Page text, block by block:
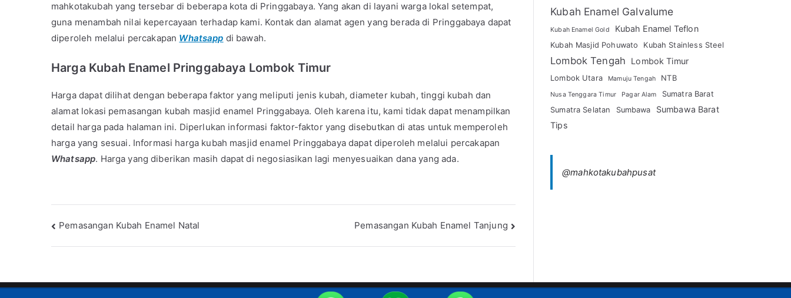
mahkotakubah yang tersebar di beberapa kota di Pringgabaya. Yang akan di layani warga lokal setempat,
guna menambah nilai kepercayaan terhadap kami. Kontak dan alamat agen yang berada di Pringgabaya dapat
diperoleh melalui percakapan Whatsapp di bawah.
Harga Kubah Enamel Pringgabaya Lombok Timur
Harga dapat dilihat dengan beberapa faktor yang meliputi jenis kubah, diameter kubah, tinggi kubah dan
alamat lokasi pemasangan kubah masjid enamel Pringgabaya. Oleh karena itu, kami tidak dapat menampilkan
detail harga pada halaman ini. Diperlukan informasi faktor-faktor yang disebutkan di atas untuk memperoleh
harga yang sesuai. Informasi harga kubah masjid enamel Pringgabaya dapat diperoleh melalui percakapan
Whatsapp. Harga yang diberikan masih dapat di negosiasikan lagi menyesuaikan dana yang ada.
Post
navigation
Pemasangan Kubah Enamel Natal Pemasangan Kubah Enamel Tanjung
Kubah Enamel Galvalume
Kubah Enamel Gold Kubah Enamel Teflon
Kubah Masjid Pohuwato Kubah Stainless Steel
Lombok Tengah Lombok Timur
Lombok Utara Mamuju Tengah NTB
Nusa Tenggara Timur Pagar Alam
Sumatra Barat
Sumatra Selatan
Sumbawa
Sumbawa Barat
Tips
@mahkotakubahpusat